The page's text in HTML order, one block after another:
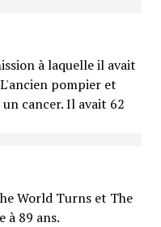
à laquelle il avait
pompier et
cancer. Il avait 62
World Turns et The
à 89 ans.